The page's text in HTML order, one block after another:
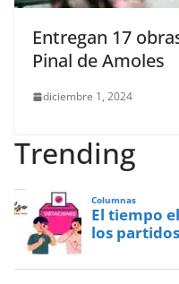
Entregan 17
Pinal de Amoles
diciembre 1, 2024
Trending